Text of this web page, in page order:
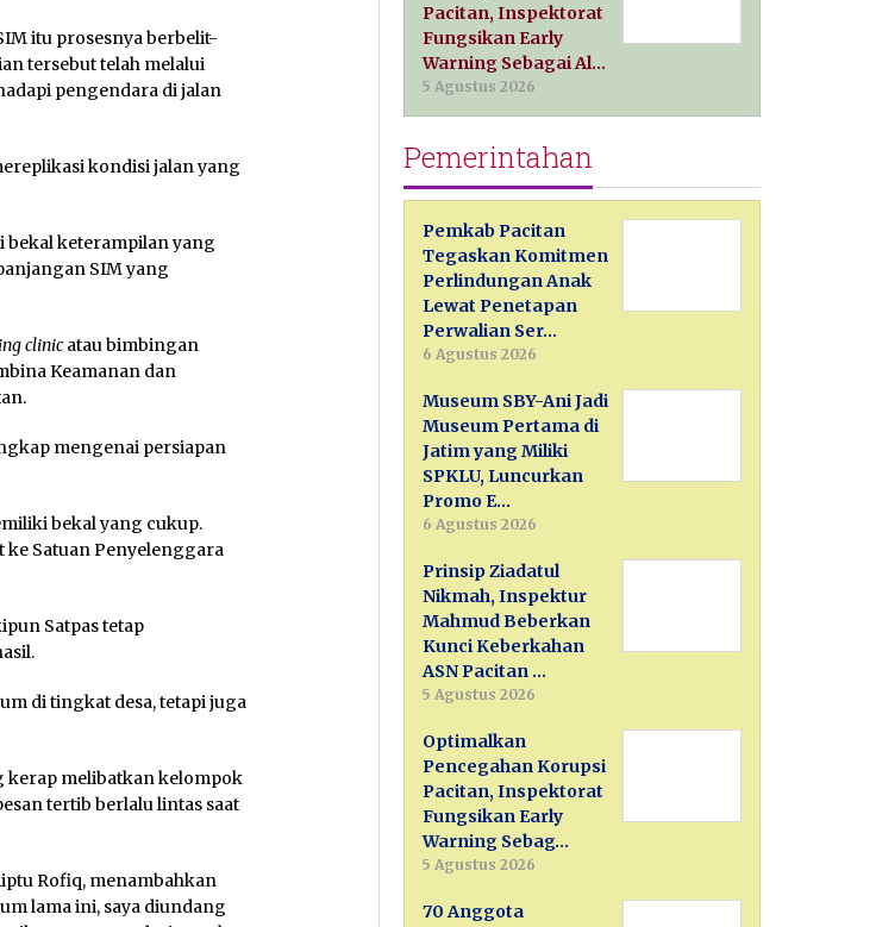
itu prosesnya berbelit-
tersebut telah melalui
pengendara di jalan
kondisi jalan yang
bekal keterampilan yang
SIM yang
clinic atau bimbingan
Keamanan dan
mengenai persiapan
bekal yang cukup.
Satuan Penyelenggara
Satpas tetap
di tingkat desa, tetapi juga
kerap melibatkan kelompok
tertib berlalu lintas saat
Rofiq, menambahkan
lama ini, saya diundang
Pacitan, Inspektorat
Fungsikan Early
Warning Sebagai Al…
5 Agustus 2026
Pemerintahan
Pemkab Pacitan
Tegaskan Komitmen
Perlindungan Anak
Lewat Penetapan
Perwalian Ser…
6 Agustus 2026
Museum SBY-Ani Jadi
Museum Pertama di
Jatim yang Miliki
SPKLU, Luncurkan
Promo E…
6 Agustus 2026
Prinsip Ziadatul
Nikmah, Inspektur
Mahmud Beberkan
Kunci Keberkahan
ASN Pacitan …
5 Agustus 2026
Optimalkan
Pencegahan Korupsi
Pacitan, Inspektorat
Fungsikan Early
Warning Sebag…
5 Agustus 2026
70 Anggota